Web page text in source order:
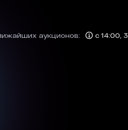
аукционов: с 14:00,